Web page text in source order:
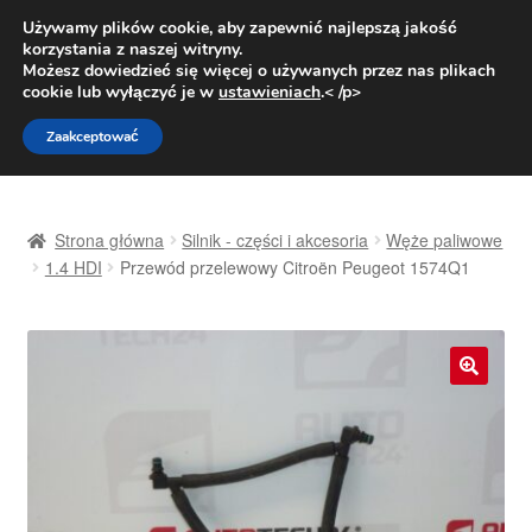
DOSTAWA od 31 zł
Pn.-pt. 9:00-16:00800 003 167
Przejdź
do
nawigacji
Przejdź
do
treści
Dostawa
Strona główna Silnik - części i akcesoria
Węże paliwowe
1.4 HDI
Przewód przelewowy Citroën Peugeot 1574Q1
Używamy plików cookie, aby zapewnić najlepszą jakość
korzystania z naszej witryny.
Możesz dowiedzieć się więcej o używanych przez nas plikach
cookie lub wyłączyć je w ustawieniach.< /p>
Zaakceptować